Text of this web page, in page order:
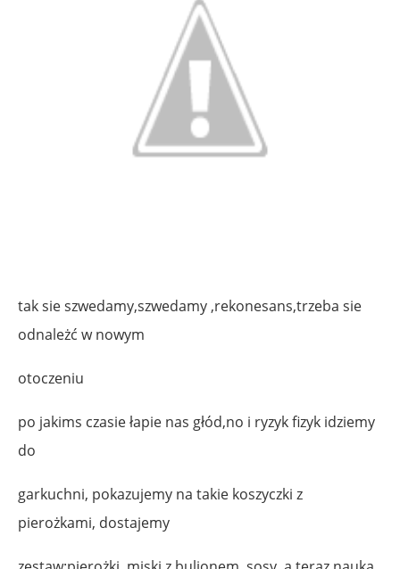
tak sie szwedamy,szwedamy ,rekonesans,trzeba sie
odnależć w nowym
otoczeniu
po jakims czasie łapie nas głód,no i ryzyk fizyk idziemy
do
garkuchni, pokazujemy na takie koszyczki z
pierożkami, dostajemy